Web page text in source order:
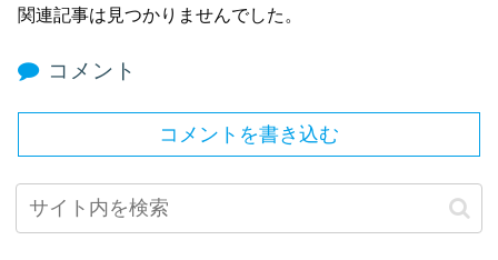
関連記事は見つかりませんでした。
コメント
コメントを書き込む